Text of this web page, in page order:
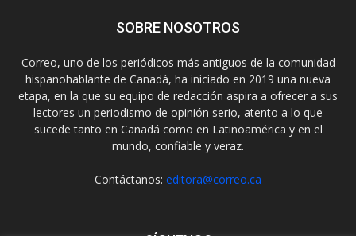
SOBRE NOSOTROS
Correo, uno de los periódicos más antiguos de la comunidad
hispanohablante de Canadá, ha iniciado en 2019 una nueva
etapa, en la que su equipo de redacción aspira a ofrecer a sus
lectores un periodismo de opinión serio, atento a lo que
sucede tanto en Canadá como en Latinoamérica y en el
mundo, confiable y veraz.
Contáctanos: editora@correo.ca